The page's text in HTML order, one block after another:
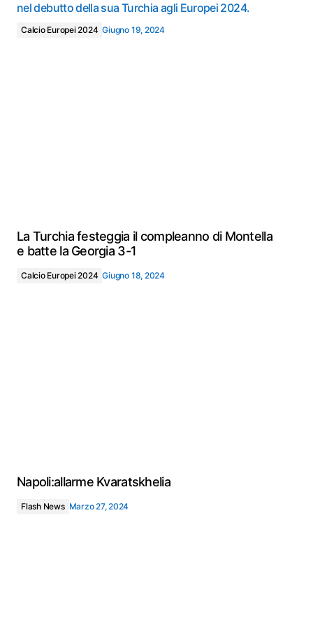
nel debutto della sua Turchia agli Europei 2024.
Calcio Europei 2024 Giugno 19, 2024
La Turchia festeggia il compleanno di Montella
e batte la Georgia 3-1
Calcio Europei 2024 Giugno 18, 2024
Napoli:allarme Kvaratskhelia
Flash News Marzo 27, 2024